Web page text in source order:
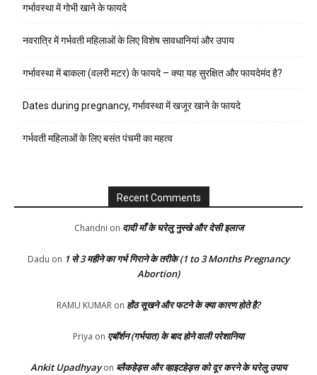
गर्भावस्था में गोभी खाने के फायदे
नवरात्रि में गर्भवती महिलाओं के लिए विशेष सावधानियां और उपाय
गर्भावस्था में बाकला (वलरी मटर) के फायदे – क्या यह सुरक्षित और फायदेमंद है?
Dates during pregnancy, गर्भावस्था में खजूर खाने के फायदे
गर्भवती महिलाओं के लिए बसंत पंचमी का महत्व
Recent Comments
Chandni on दादी माँ के घरेलु नुस्खे और देसी इलाज
Dadu on 1 से 3 महीने का गर्भ गिराने के तरीके (1 to 3 Months Pregnancy
Abortion)
RAMU KUMAR on होंठ सूखने और फटने के क्या कारण होते है?
Priya on एबॉर्शन (गर्भपात) के बाद होने वाली परेशानिया
Ankit Upadhyayon ब्लैकहेड्स और व्हाइटहेड्स को दूर करने के घरेलु उपाय